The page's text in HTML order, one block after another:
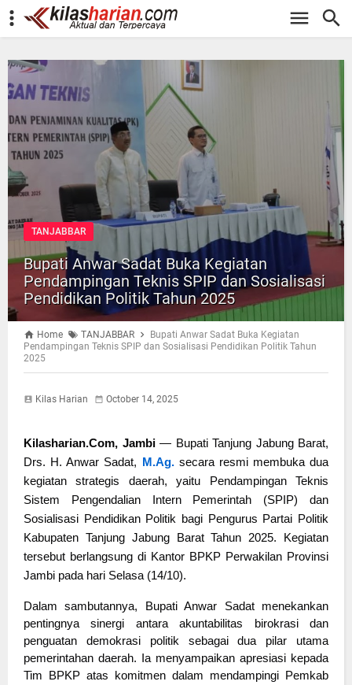
-->
TANJABBAR
Bupati Anwar Sadat Buka Kegiatan
Pendampingan Teknis SPIP dan Sosialisasi
Pendidikan Politik Tahun 2025
Home TANJABBAR
Bupati Anwar Sadat Buka Kegiatan
Pendampingan Teknis SPIP dan Sosialisasi Pendidikan Politik Tahun
2025
Kilas Harian October 14, 2025
Kilasharian.Com, Jambi— Bupati Tanjung Jabung Barat,
Drs. H. Anwar Sadat, M.Ag.secara resmi membuka dua
kegiatan strategis daerah, yaitu Pendampingan Teknis
Sistem Pengendalian Intern Pemerintah (SPIP) dan
Sosialisasi Pendidikan Politik bagi Pengurus Partai Politik
Kabupaten Tanjung Jabung Barat Tahun 2025. Kegiatan
tersebut berlangsung di Kantor BPKP Perwakilan Provinsi
Jambi pada hari Selasa (14/10).
Dalam sambutannya, Bupati Anwar Sadat menekankan
pentingnya sinergi antara akuntabilitas birokrasi dan
penguatan demokrasi politik sebagai dua pilar utama
pemerintahan daerah. Ia menyampaikan apresiasi kepada
Tim BPKP atas komitmen dalam mendampingi Pemkab